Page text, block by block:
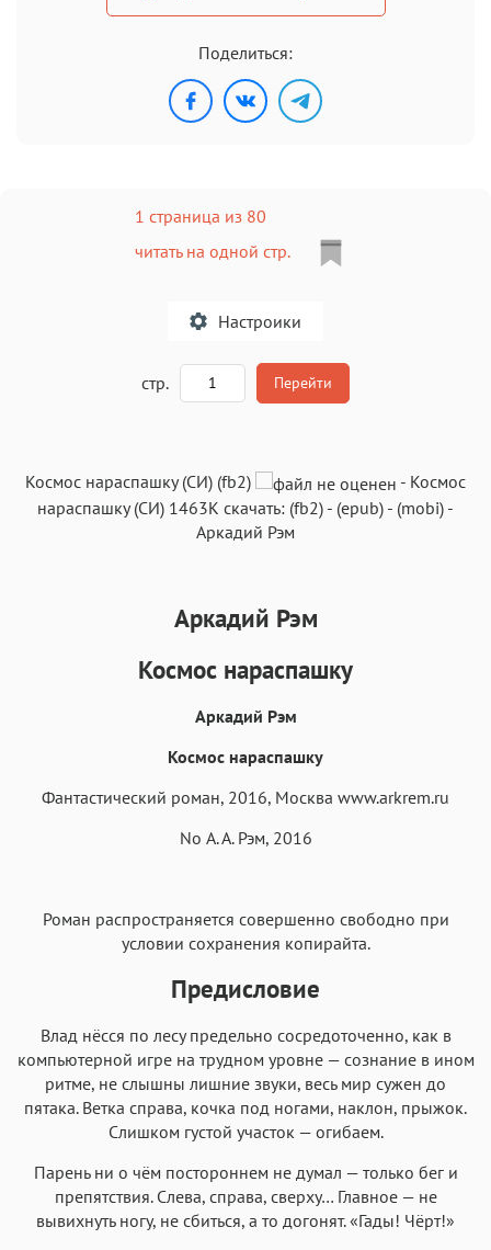
Поделиться:
1 страница из 80
читать на одной стр.
Настроики
Аа Аа
Аа
San Francisco Аа
SF Serif
Helvetica Neue
Аа
Arial Аа
Georgia Times New Roman
Аа Аа
стр. Перейти
Космос нараспашку (СИ) (fb2) - Космос
нараспашку (СИ) 1463K скачать: (fb2) - (epub) - (mobi) -
Аркадий Рэм
Аркадий Рэм
Космос нараспашку
Аркадий Рэм
Космос нараспашку
Фантастический роман, 2016, Москва www.arkrem.ru
No А. А. Рэм, 2016
Роман распространяется совершенно свободно при
условии сохранения копирайта.
Предисловие
Влад нёсся по лесу предельно сосредоточенно, как в
компьютерной игре на трудном уровне — сознание в ином
ритме, не слышны лишние звуки, весь мир сужен до
пятака. Ветка справа, кочка под ногами, наклон, прыжок.
Слишком густой участок — огибаем.
Парень ни о чём постороннем не думал — только бег и
препятствия. Слева, справа, сверху… Главное — не
вывихнуть ногу, не сбиться, а то догонят. «Гады! Чёрт!»